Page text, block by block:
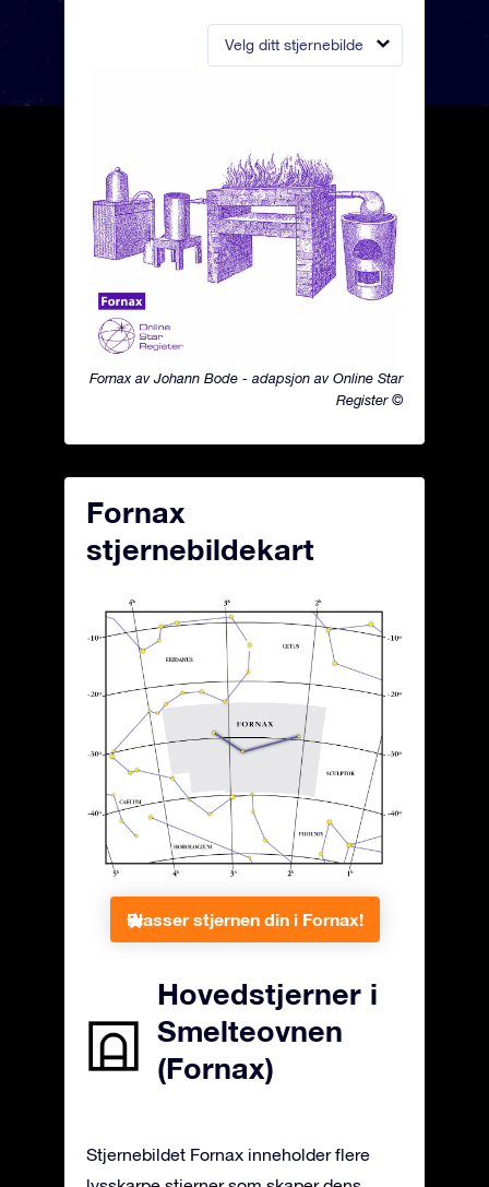
Velg ditt stjernebilde
Fornax av Johann Bode - adapsjon av Online Star
Register ©
Fornax
stjernebildekart
Plasser stjernen din i Fornax!
Hovedstjerner i
Smelteovnen
(Fornax)
Stjernebildet Fornax inneholder flere